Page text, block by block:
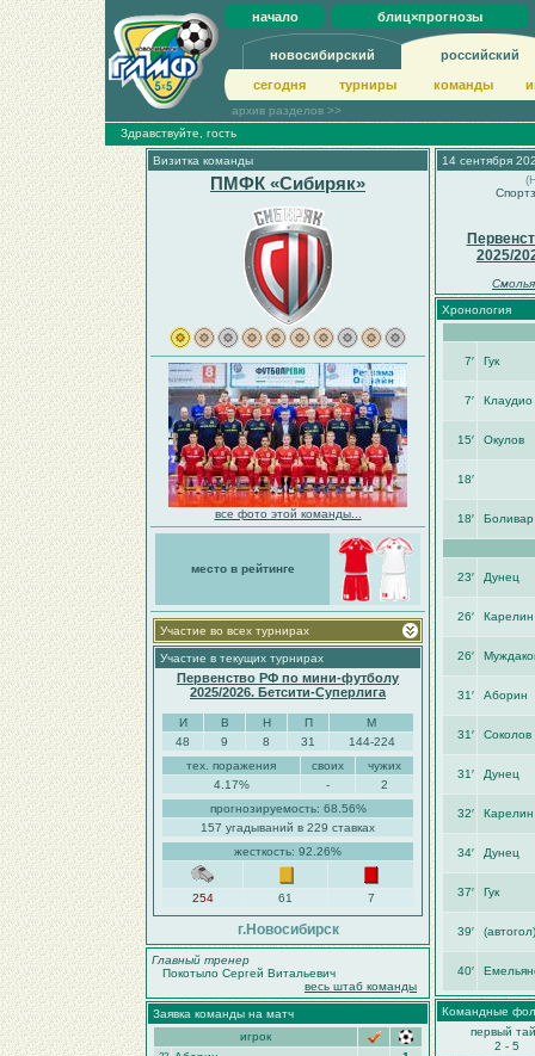
начало блиц×прогнозы
новосибирский российский
сегодня турниры команды
архив разделов >>
Здравствуйте, гость
Визитка команды
ПМФК «Сибиряк»
все фото этой команды...
место в рейтинге
Участие во всех турнирах
Участие в текущих турнирах
Первенство РФ по мини-футболу
2025/2026. Бетсити-Суперлига
И В Н П
М
48
9 8 31
144-224
тех. поражения
своих
чужих
4.17%
-
2
прогнозируемость: 68.56%
157 угадываний в 229 ставках
жесткость: 92.26%
254 61 7
г.Новосибирск
Главный тренер
Покотыло Сергей Витальевич
весь штаб команды
Заявка команды на матч
игрок
14 сентября
2025/
Хронология
7′ Гук
7′
15′ Окулов
18′
18′
23′ Дунец
26′
26′
31′ Аборин
31′ Соколов
31′ Дунец
32′
34′ Дунец
37′ Гук
39′ (автогол)
40′
Командные
первый
2 - 5